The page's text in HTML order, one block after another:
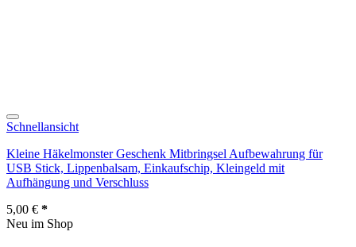
Schnellansicht
Kleine Häkelmonster Geschenk Mitbringsel Aufbewahrung für
USB Stick, Lippenbalsam, Einkaufschip, Kleingeld mit
Aufhängung und Verschluss
5,00 €
Neu im Shop